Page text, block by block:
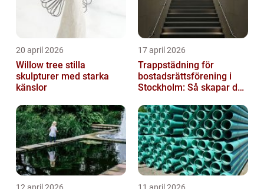
20 april 2026
Willow tree stilla
skulpturer med starka
känslor
17 april 2026
Trappstädning för
bostadsrättsförening i
Stockholm: Så skapar du
trapphus...